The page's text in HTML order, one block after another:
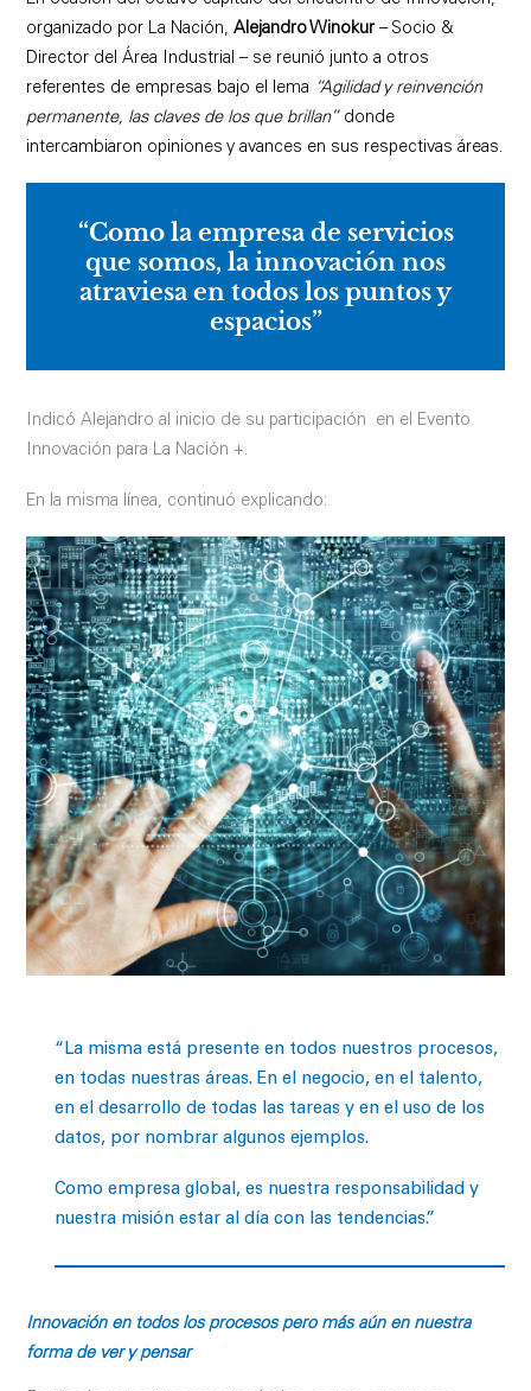
organizado por La Nación,Alejandro Winokur– Socio &
Director del Área Industrial – se reunió junto a otros
referentes de empresas bajo el lema “Agilidad y reinvención
permanente, las claves de los que brillan”donde
intercambiaron opiniones y avances en sus respectivas áreas.
“Como la empresa de servicios
que somos, la innovación nos
atraviesa en todos los puntos y
espacios”
Indicó Alejandro al inicio de su participación en el Evento
Innovación para La Nación +.
En la misma línea, continuó explicando:
“La misma está presente en todos nuestros procesos,
en todas nuestras áreas. En el negocio, en el talento,
en el desarrollo de todas las tareas y en el uso de los
datos, por nombrar algunos ejemplos.
Como empresa global, es nuestra responsabilidad y
nuestra misión estar al día con las tendencias.”
Innovación en todos los procesos pero más aún en nuestra
forma de ver y pensar